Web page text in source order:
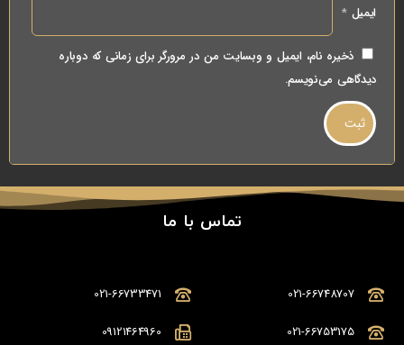
ایمیل*
ذخیره نام، ایمیل و وبسایت من در مرورگر برای زمانی که دوباره
دیدگاهی می‌نویسم.
تماس با ما
021-66748707
021-66753175
021-66733471
09121464960